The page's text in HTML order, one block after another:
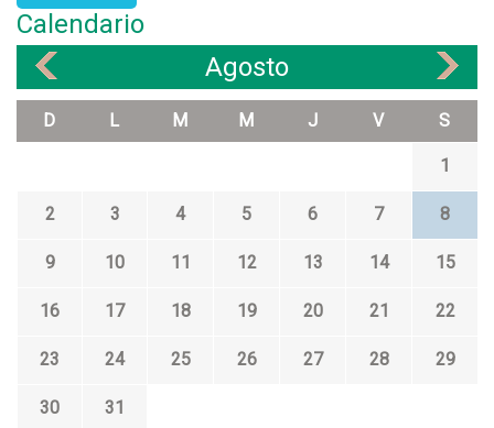
Calendario
Agosto
D L M M J V S
1
2 3 4 5 6 7 8
9 10 11 12 13 14 15
16 17 18 19 20 21 22
23 24 25 26 27 28 29
30
31